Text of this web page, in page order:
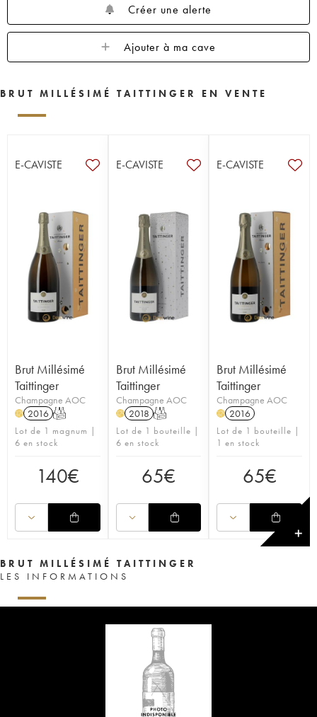
Créer une alerte
Ajouter à ma cave
BRUT MILLÉSIMÉ TAITTINGER EN VENTE
E-CAVISTE
Brut Millésimé
Taittinger
Champagne AOC
H 2016 T
Lot de 1 magnum |
6 en stock
140€
E-CAVISTE
Brut Millésimé
Taittinger
Champagne AOC
H 2018 T
Lot de 1 bouteille |
6 en stock
65€
E-CAVISTE
Brut Millésimé
Taittinger
Champagne AOC
H 2016
Lot de 1 bouteille |
1 en stock
65€
✕
BRUT MILLÉSIMÉ TAITTINGER
LES INFORMATIONS